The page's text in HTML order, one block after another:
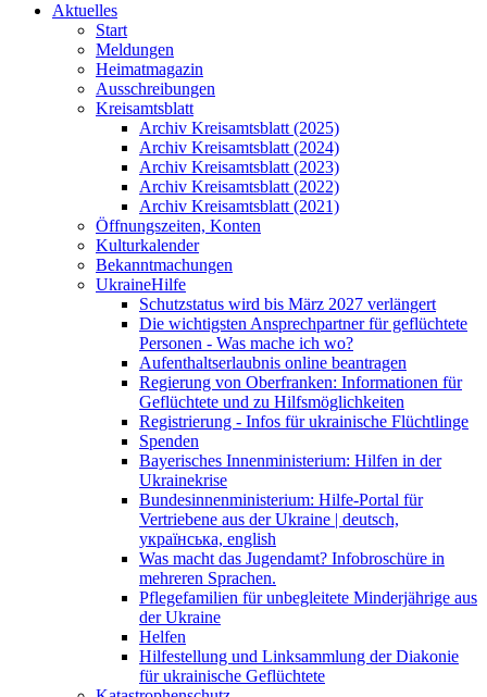
Aktuelles
Start
Meldungen
Heimatmagazin
Ausschreibungen
Kreisamtsblatt
Archiv Kreisamtsblatt (2025)
Archiv Kreisamtsblatt (2024)
Archiv Kreisamtsblatt (2023)
Archiv Kreisamtsblatt (2022)
Archiv Kreisamtsblatt (2021)
Öffnungszeiten, Konten
Kulturkalender
Bekanntmachungen
UkraineHilfe
Schutzstatus wird bis März 2027 verlängert
Die wichtigsten Ansprechpartner für geflüchtete
Personen - Was mache ich wo?
Aufenthaltserlaubnis online beantragen
Regierung von Oberfranken: Informationen für
Geflüchtete und zu Hilfsmöglichkeiten
Registrierung - Infos für ukrainische Flüchtlinge
Spenden
Bayerisches Innenministerium: Hilfen in der
Ukrainekrise
Bundesinnenministerium: Hilfe-Portal für
Vertriebene aus der Ukraine | deutsch,
українська, english
Was macht das Jugendamt? Infobroschüre in
mehreren Sprachen.
Pflegefamilien für unbegleitete Minderjährige aus
der Ukraine
Helfen
Hilfestellung und Linksammlung der Diakonie
für ukrainische Geflüchtete